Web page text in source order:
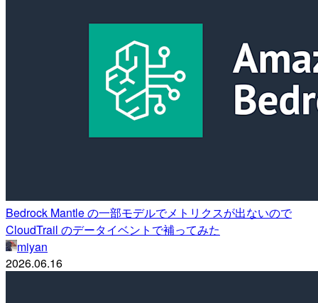
Bedrock Mantle の一部モデルでメトリクスが出ないので
CloudTrail のデータイベントで補ってみた
miyan
2026.06.16